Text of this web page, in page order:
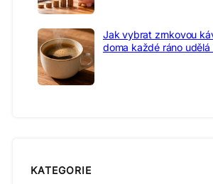
Jak vybrat zrnkovou
doma každé ráno udělá
KATEGORIE